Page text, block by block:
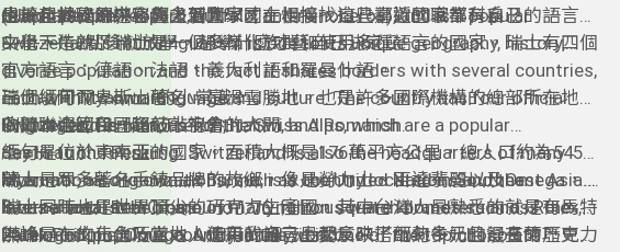
是讓全世界的遊客趨之若鶩。
(elephant, lion, leopard, buffalo, and rhinoceros), and is a popular
destination for safari tours. The Serengeti National Park is also a must-
visit if you want to witness the annual Great Migration.
million people.
由於位於歐洲中心與多個國家國土相接，這些鄰近國家都有自己的語言和
文化，造就了瑞士是一個多樣化族群和使用多種語言的國家。瑞士有四個
官方語言：德語、法語、義大利語和羅曼什語。
Switzerland's multilingualism is due to its unique geography, history,
diverse population and the fact it shares borders with several countries,
each with its own language and culture. The country has four official
languages, German, French, Italian, and Romansh.
瑞士以阿爾卑斯山著名，是滑雪勝地。也是許多國際機構的總部所在地，
例如聯合國和國際紅十字會。
Switzerland is famous for the Swiss Alps, which are a popular
destination for skiing. Switzerland is also the headquarters of many
international organizations, such as the United Nations and the
International Red Cross.
瑞士是眾多著名手錶品牌的故鄉，像是勞力士、百達翡麗以及Omega，
瑞士同時也是世界頂尖的巧克力生產國，其中台灣人最熟悉的就是有馬特
洪峰logo的三角巧克力、還有我自己最愛拿來搭配熱牛奶的舒查爾巧克力
Switzerland is the home of many famous watch brands such as Rolex,
Patek Philippe, Omega. Additionally, it is one of the top chocolate
---------------
三個緬甸 Myanmar的小常識：
緬甸是位於東南亞的國家。面積大概是176萬平方公里，總人口約為5450
萬人。
Myanmar, also known as Burma, is a country located in Southeast Asia.
It has a total area of around 1.76 million square kilometers and is the
25th most populous country in the world.
無論是在文化上及當地人使用的語言上都反映了緬甸多元且漫長的歷史背
也一起揭秘原來秘魯人到大學才在慢慢找自己喜歡的職業科系？
中學下午2點後就放學，想學什麼才藝自己決定？
收聽本週節目一起敲敲祕魯的大門！
Say Hi to the Peru ！
---------------